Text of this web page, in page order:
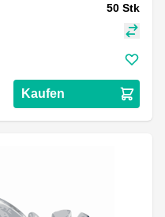
50 Stk
Kaufen